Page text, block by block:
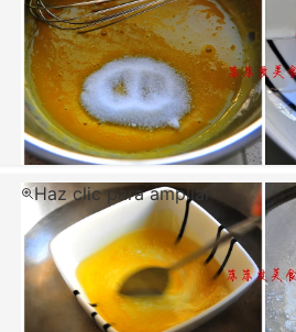
Haz clic para ampliar